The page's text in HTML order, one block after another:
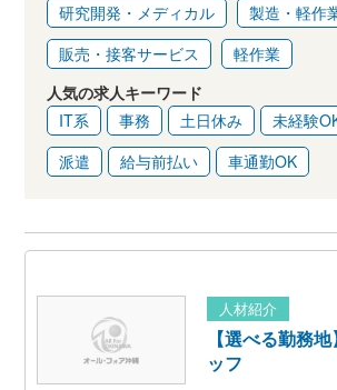
研究開発・メディカル
製造・軽作
販売・接客サービス
軽作業
人気の求人キーワード
IT系
事務 土日休み 未経験
派遣
給与前払い 車通勤OK
人材紹介
【選べる勤務
ッフ